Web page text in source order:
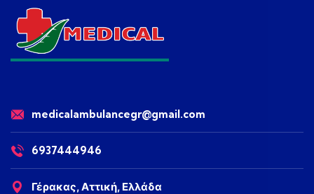
medicalambulancegr@gmail.com
6937444946
Γέρακας, Αττική, Ελλάδα